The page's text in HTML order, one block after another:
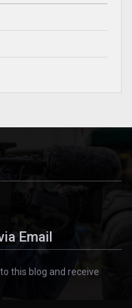
Email
this blog and receive